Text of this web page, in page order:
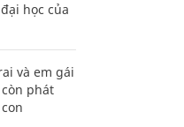
học của
và em gái
phát